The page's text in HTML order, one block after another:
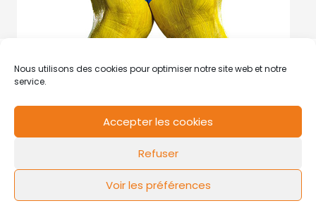
Nous utilisons des cookies pour optimiser notre site web et notre
service.
Accepter les cookies
Refuser
Voir les préférences
Mentions légales Politique de cookies
FLOW44